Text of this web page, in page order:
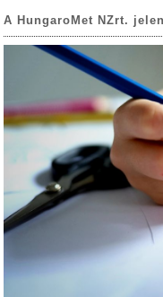
A HungaroMet NZrt.